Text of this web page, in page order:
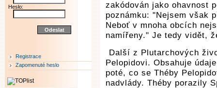
zakódován jako ohavnost
poznámku: "Nejsem však
Neboť v mnoha obcích
namířeny." Je tedy vidět,
Další z Plutarchových
Pelopidovi. Obsahuje
poté, co se Théby
nadvlády. Théby porazily
Heslo:
Registrace
Zapomenuté heslo